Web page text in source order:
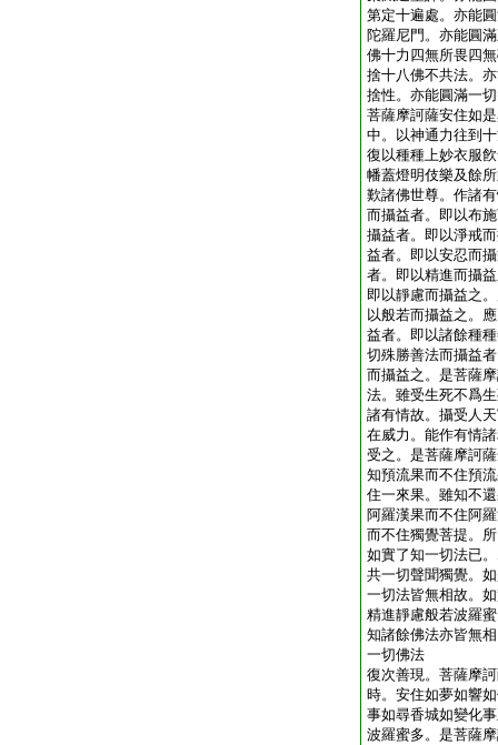
第定十遍處。亦能
陀羅尼門。亦能圓
佛十力四無所畏四
捨十八佛不共法。
捨性。亦能圓滿一
菩薩摩訶薩安住如
中。以神通力往到
復以種種上妙衣服
幡蓋燈明伎樂及餘
歎諸佛世尊。作諸
而攝益者。即以布
攝益者。即以淨戒
益者。即以安忍而
者。即以精進而攝
即以靜慮而攝益之
以般若而攝益之。
益者。即以諸餘種
切殊勝善法而攝益
而攝益之。是菩薩
法。雖受生死不爲
諸有情故。攝受人
在威力。能作有情
受之。是菩薩摩訶
知預流果而不住預
住一來果。雖知不
阿羅漢果而不住阿
而不住獨覺菩提。
如實了知一切法已
共一切聲聞獨覺。
一切法皆無相故。
精進靜慮般若波羅
知諸餘佛法亦皆無
一切佛法
復次善現。菩薩摩
時。安住如夢如響
事如尋香城如變化
波羅蜜多。是菩薩